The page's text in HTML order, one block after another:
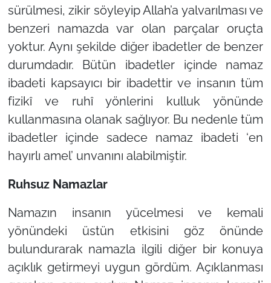
sürülmesi, zikir söyleyip Allah’a yalvarılması ve
benzeri namazda var olan parçalar oruçta
yoktur. Aynı şekilde diğer ibadetler de benzer
durumdadır. Bütün ibadetler içinde namaz
ibadeti kapsayıcı bir ibadettir ve insanın tüm
fizikî ve ruhî yönlerini kulluk yönünde
kullanmasına olanak sağlıyor. Bu nedenle tüm
ibadetler içinde sadece namaz ibadeti ‘en
hayırlı amel’ unvanını alabilmiştir.
Ruhsuz Namazlar
Namazın insanın yücelmesi ve kemali
yönündeki üstün etkisini göz önünde
bulundurarak namazla ilgili diğer bir konuya
açıklık getirmeyi uygun gördüm. Açıklanması